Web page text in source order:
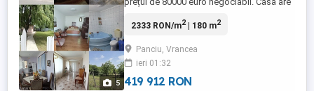
5
suprafață utilă de 180 m.p. și 6000 m.p. de
dau și la schimb cu un apartament în
Sibiu, Brașov sau București. Ofer diferență
în bani, ...
2333 RON/m2| 180 m2
Panciu, Vrancea
ieri 01:32
419 912 RON